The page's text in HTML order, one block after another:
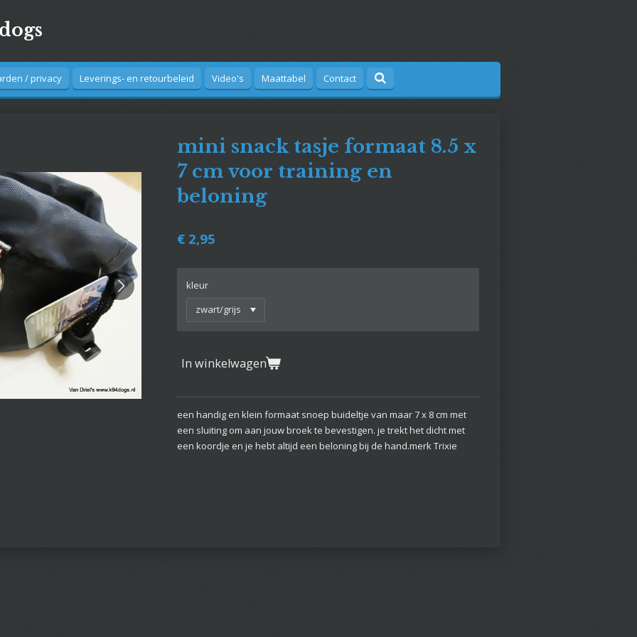
/ privacy Leverings- en retourbeleid Video's Maattabel Contact
mini snack tasje formaat 8.5 x
7 cm voor training en
beloning
€ 2,95
kleur
In winkelwagen
een handig en klein formaat snoep buideltje van maar 7 x 8 cm met
een sluiting om aan jouw broek te bevestigen. je trekt het dicht met
een koordje en je hebt altijd een beloning bij de hand.merk Trixie